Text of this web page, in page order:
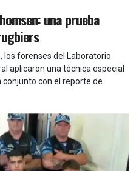
una prueba
los forenses del Laboratorio
aplicaron una técnica especial
con el reporte de